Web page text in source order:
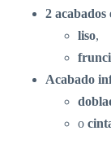
2
liso,
Acabado
o